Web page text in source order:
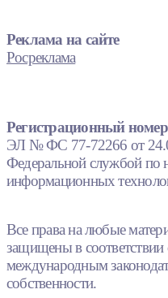
Реклама на сайте
Росреклама
Регистрационный
ЭЛ № ФС 77-72266 от
Федеральной службой по
информационных
Все права на любые
защищены в соответствии
международным
собственности.